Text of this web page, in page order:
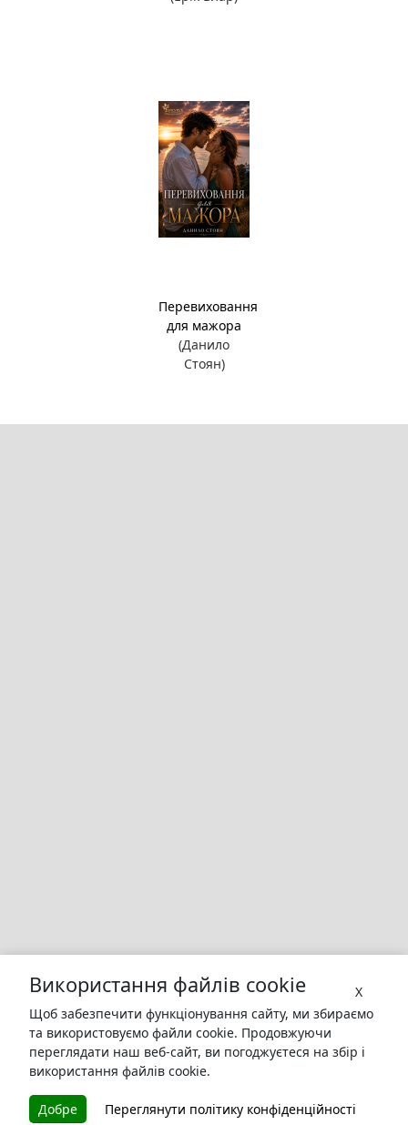
Перевиховання
для мажора
(Данило
Стоян)
X
Використання файлів cookie
Щоб забезпечити функціонування сайту, ми збираємо
та використовуємо файли cookie. Продовжуючи
переглядати наш веб-сайт, ви погоджуєтеся на збір і
використання файлів cookie.
Добре Переглянути політику конфіденційності
БУКУРУК
Літературна платформа і бібліотека книг, які можна